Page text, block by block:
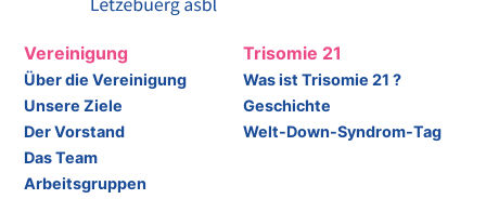
Vereinigung
Über die Vereinigung
Unsere Ziele
Der Vorstand
Das Team
Arbeitsgruppen
Trisomie 21
Was ist Trisomie 21 ?
Geschichte
Welt-Down-Syndrom-Tag